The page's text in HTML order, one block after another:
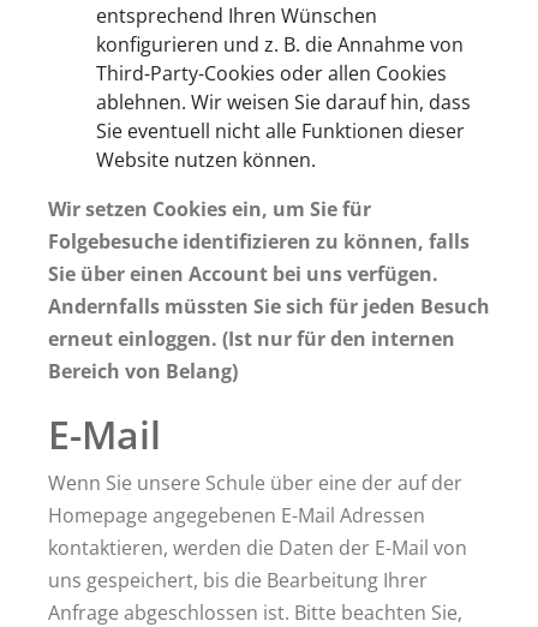
entsprechend Ihren Wünschen
konfigurieren und z. B. die Annahme von
Third-Party-Cookies oder allen Cookies
ablehnen. Wir weisen Sie darauf hin, dass
Sie eventuell nicht alle Funktionen dieser
Website nutzen können.
Wir setzen Cookies ein, um Sie für
Folgebesuche identifizieren zu können, falls
Sie über einen Account bei uns verfügen.
Andernfalls müssten Sie sich für jeden Besuch
erneut einloggen. (Ist nur für den internen
Bereich von Belang)
E-Mail
Wenn Sie unsere Schule über eine der auf der
Homepage angegebenen E-Mail Adressen
kontaktieren, werden die Daten der E-Mail von
uns gespeichert, bis die Bearbeitung Ihrer
Anfrage abgeschlossen ist. Bitte beachten Sie,